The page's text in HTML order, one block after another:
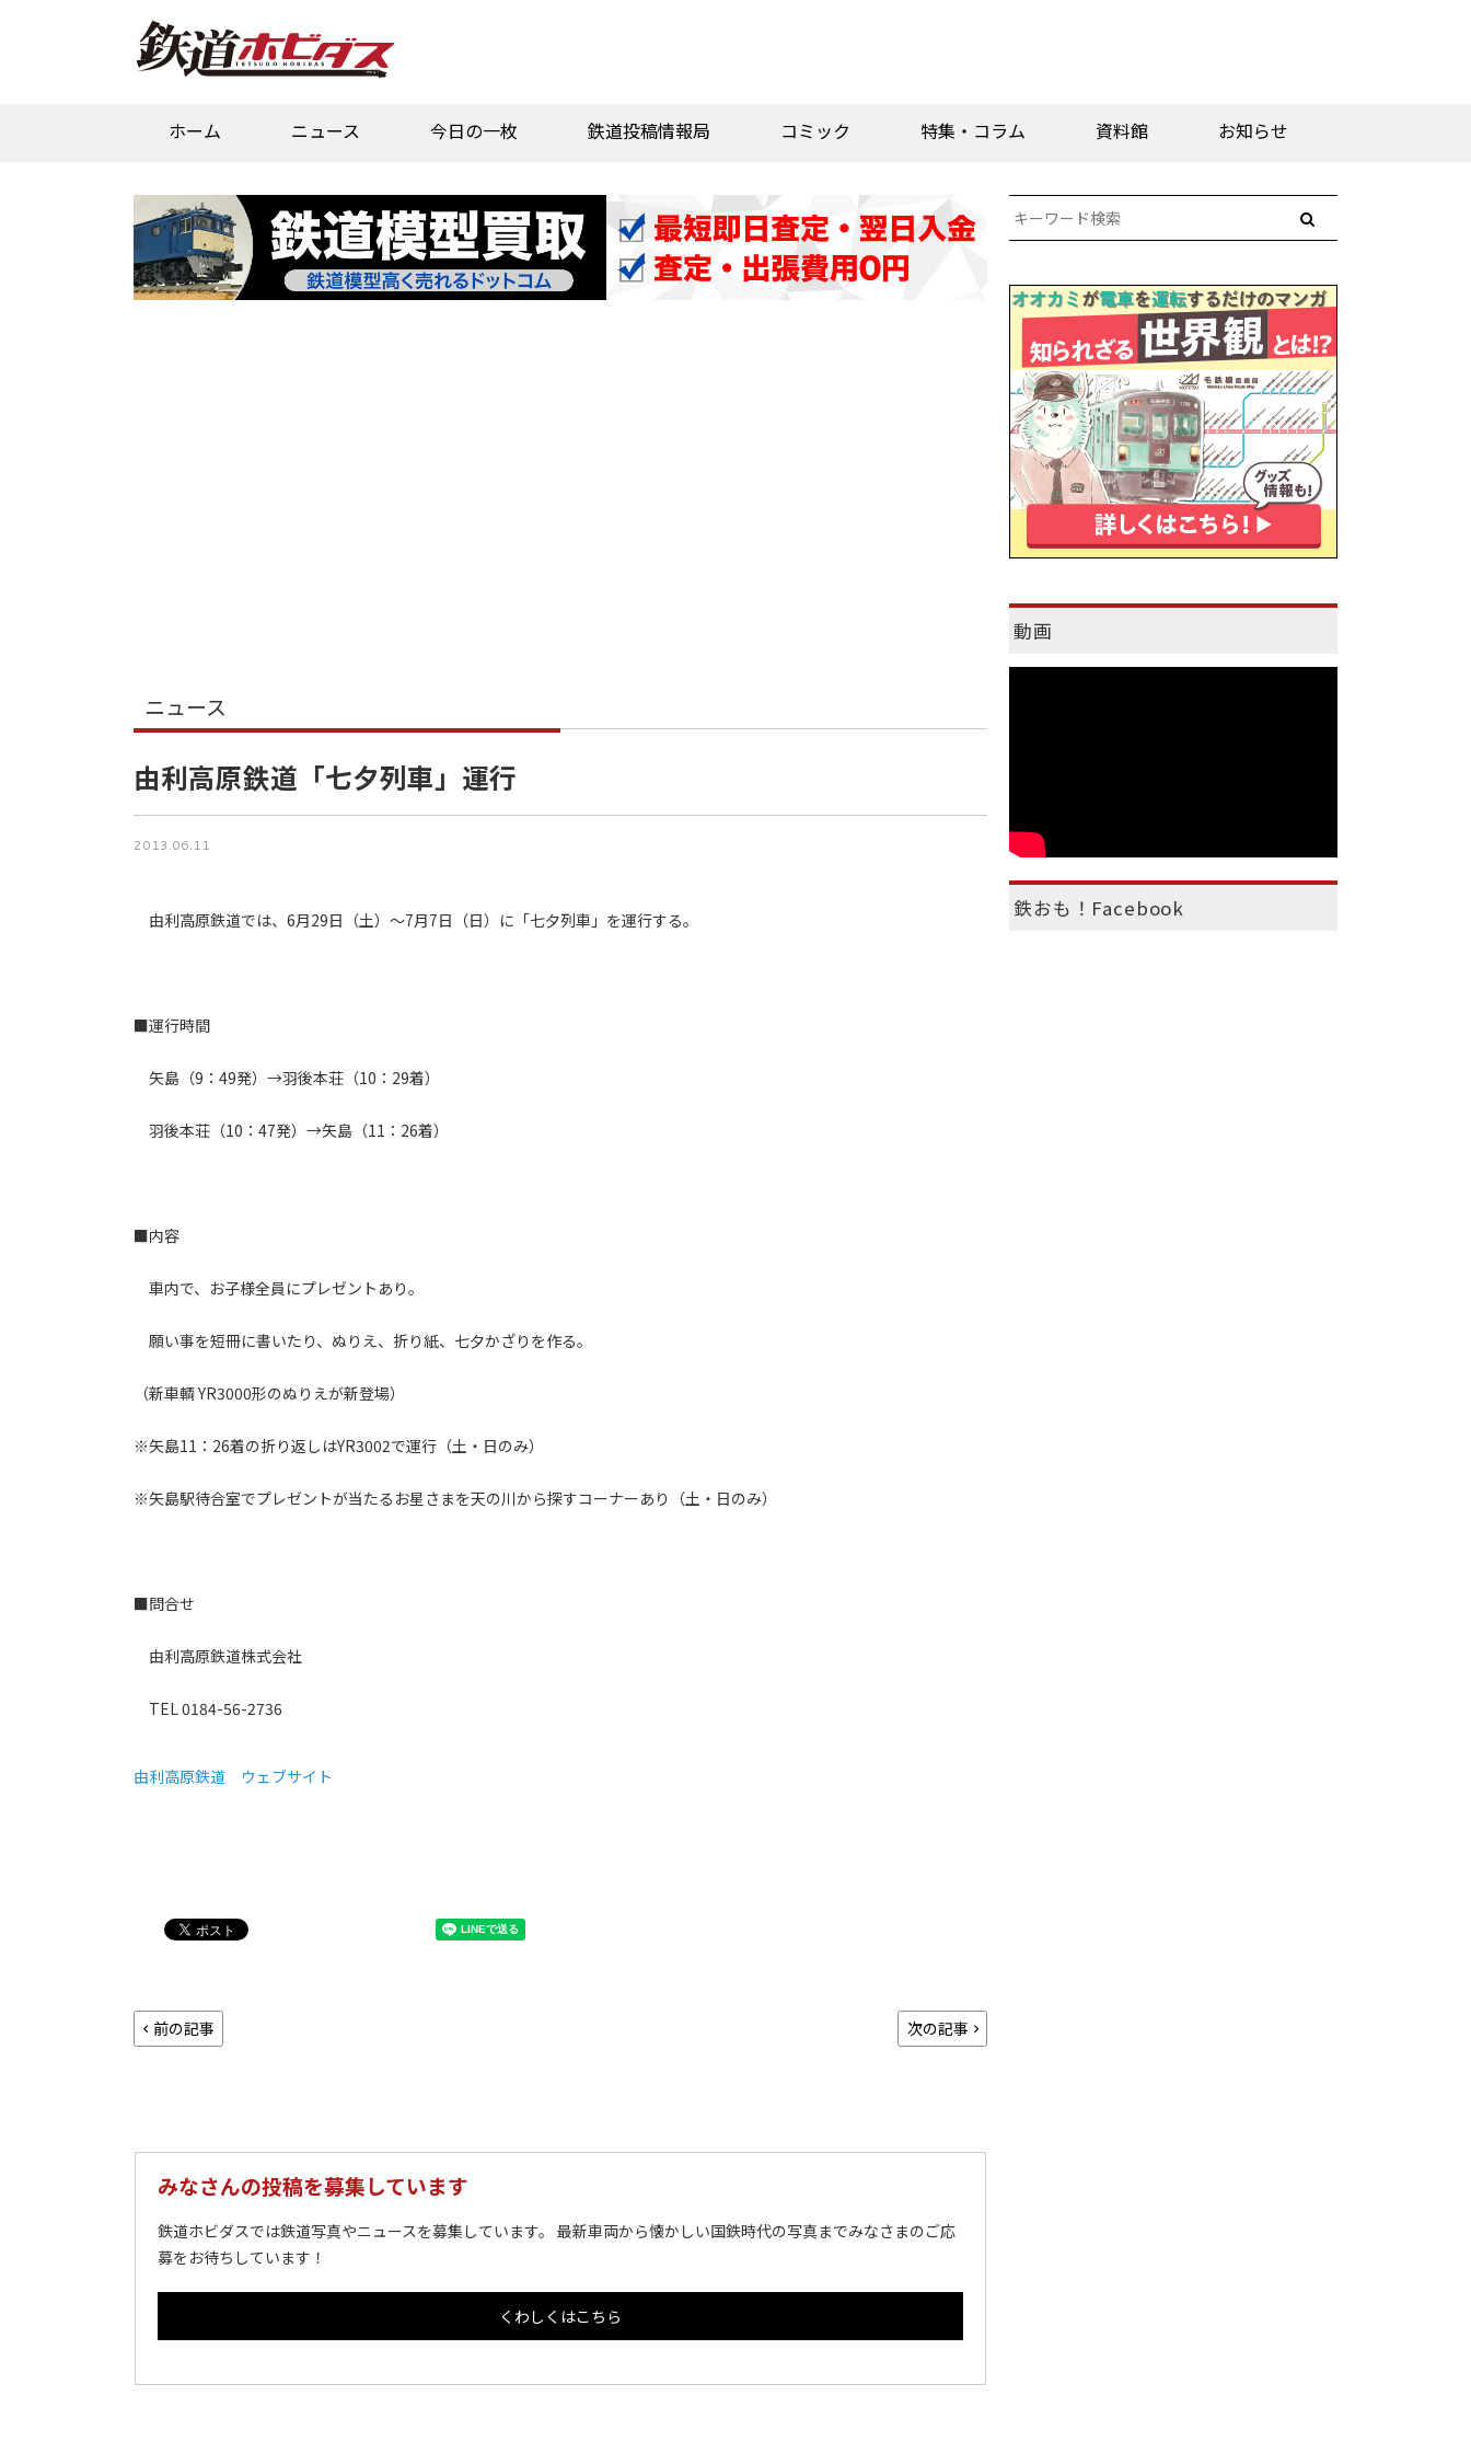
ホーム ニュース 今日の一枚 鉄道投稿情報局 コミック 特集・コラム 資料館 お知らせ
ニュース
由利高原鉄道「七夕列車」運行
2013.06.11
由利高原鉄道では、6月29日（土）～7月7日（日）に「七夕列車」を運行する。
■運行時間
矢島（9：49発）→羽後本荘（10：29着）
羽後本荘（10：47発）→矢島（11：26着）
■内容
車内で、お子様全員にプレゼントあり。
願い事を短冊に書いたり、ぬりえ、折り紙、七夕かざりを作る。
（新車輌 YR3000形のぬりえが新登場）
※矢島11：26着の折り返しはYR3002で運行（土・日のみ）
※矢島駅待合室でプレゼントが当たるお星さまを天の川から探すコーナーあり（土・日のみ）
■問合せ
由利高原鉄道株式会社
TEL 0184-56-2736
由利高原鉄道 ウェブサイト
前の記事 次の記事
みなさんの投稿を募集しています
鉄道ホビダスでは鉄道写真やニュースを募集しています。 最新車両から懐かしい国鉄時代の写真までみなさまのご応
募をお待ちしています！
くわしくはこちら
動画
鉄おも！Facebook